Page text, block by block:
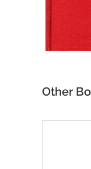
Other